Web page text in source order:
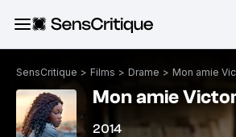
SensCritique > Films > Drame > Mon amie
Mon amie
2014